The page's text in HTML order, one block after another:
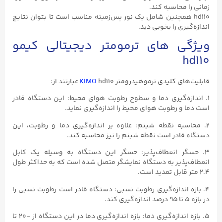
زمانی را محاسبه کند.
hd110 همچنین شامل یک نور پس‌زمینه مناسب است تا بتوان نتایج
اندازه‌گیری را بخوبی دید.
ویژگی های ترمومتر دیجیتالی کیمو
hd110
قابلیت‌های کلیدی ترموهیدرومتر KIMO hd110 عبارتند از:
۱. اندازه‌گیری دما و سطوح رطوبت هوای محیط: این دستگاه قادر
است دما و رطوبت هوای محیط را اندازه‌گیری نماید.
۲. محاسبه نقطه شبنم: علاوه بر اندازه‌گیری دما و رطوبت، این
دستگاه قادر است نقطه شبنم را نیز محاسبه کند.
۳. حسگر انعطاف‌پذیر: حسگر این دستگاه به وسیله یک کابل
انعطاف‌پذیر به دستگاه نمایشگر متصل شده است که به حداکثر طول
۲.۴ متر قابل تمدید است.
۴. بازه اندازه‌گیری رطوبت نسبی: دستگاه قادر است رطوبت نسبی را
در بازه ۵ تا ۹۵ درصد اندازه‌گیری کند.
۵. بازه اندازه‌گیری دما: بازه اندازه‌گیری دما در این دستگاه از -۲۰ تا